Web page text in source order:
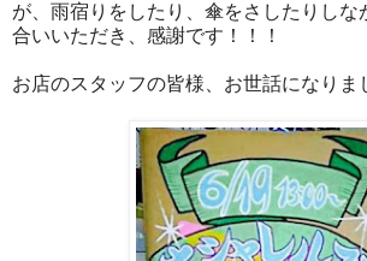
が、雨宿りをしたり、傘をさしたりしな
合いいただき、感謝です！！！
お店のスタッフの皆様、お世話になりま